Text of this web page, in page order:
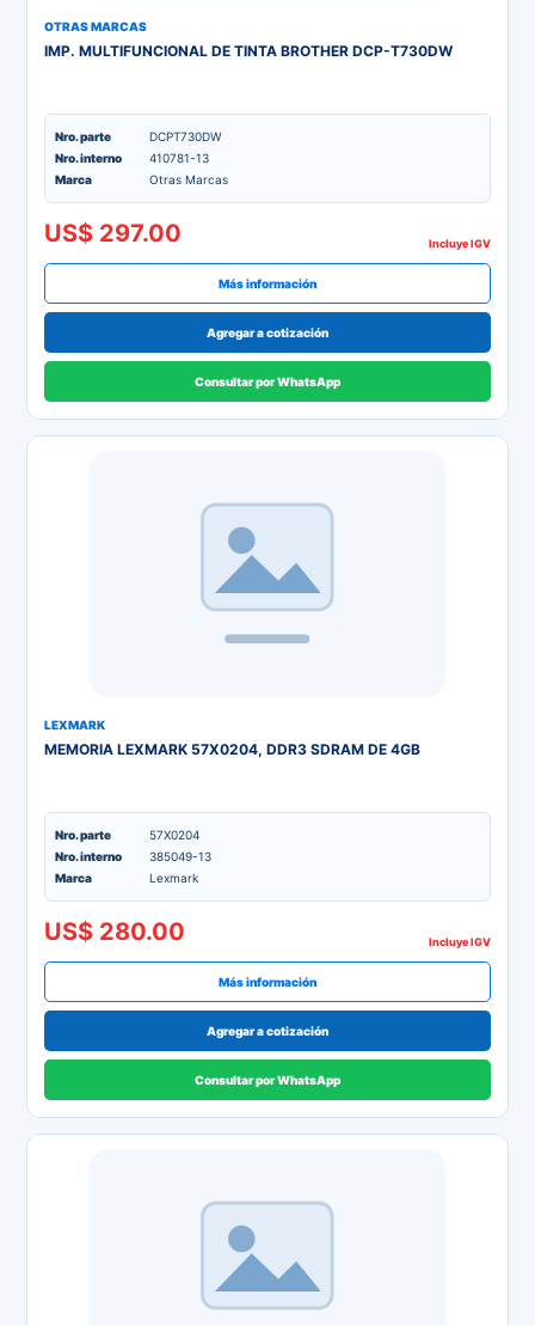
OTRAS MARCAS
IMP. MULTIFUNCIONAL DE TINTA BROTHER DCP-T730DW
Nro. parte
DCPT730DW
Nro. interno
410781-13
Marca
Otras Marcas
US$ 297.00 Incluye IGV
Más información
Agregar a cotización
Consultar por WhatsApp
LEXMARK
MEMORIA LEXMARK 57X0204, DDR3 SDRAM DE 4GB
Nro. parte
57X0204
Nro. interno
385049-13
Marca
Lexmark
US$ 280.00 Incluye IGV
Más información
Agregar a cotización
Consultar por WhatsApp